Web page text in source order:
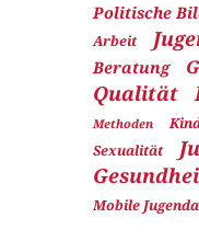
Politische
Arbeit
Beratung
Qualität
Methoden
Sexualität
Mobile